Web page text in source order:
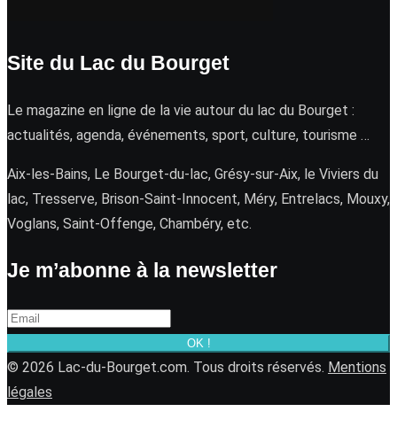
Site du Lac du Bourget
Le magazine en ligne de la vie autour du lac du Bourget :
actualités, agenda, événements, sport, culture, tourisme …
Aix-les-Bains, Le Bourget-du-lac, Grésy-sur-Aix, le Viviers du
lac, Tresserve, Brison-Saint-Innocent, Méry, Entrelacs, Mouxy,
Voglans, Saint-Offenge, Chambéry, etc.
Je m’abonne à la newsletter
OK !
© 2026 Lac-du-Bourget.com. Tous droits réservés. Mentions
légales